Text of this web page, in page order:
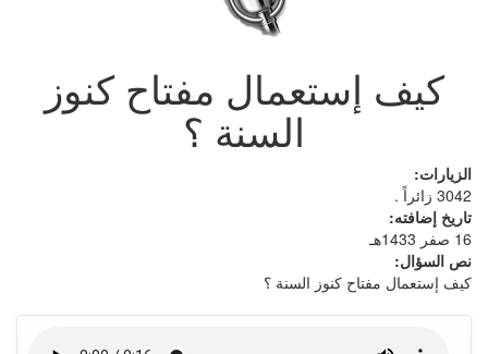
كيف إستعمال مفتاح كنوز
السنة ؟
الزيارات:
3042 زائراً .
تاريخ إضافته:
16 صفر 1433هـ
نص السؤال:
كيف إستعمال مفتاح كنوز السنة ؟